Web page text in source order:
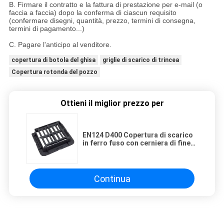
B. Firmare il contratto e la fattura di prestazione per e-mail (o
faccia a faccia) dopo la conferma di ciascun requisito
(confermare disegni, quantità, prezzo, termini di consegna,
termini di pagamento...)
C. Pagare l'anticipo al venditore.
copertura di botola del ghisa
griglie di scarico di trincea
Copertura rotonda del pozzo
Ottieni il miglior prezzo per
EN124 D400 Copertura di scarico
in ferro fuso con cerniera di fine
Continua